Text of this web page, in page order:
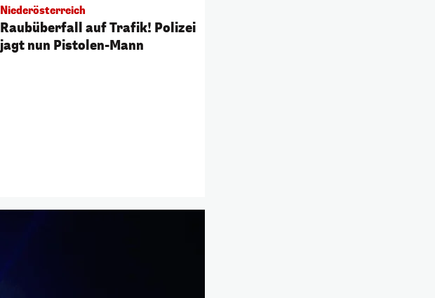
Niederösterreich
Raubüberfall auf Trafik! Polizei
jagt nun Pistolen-Mann